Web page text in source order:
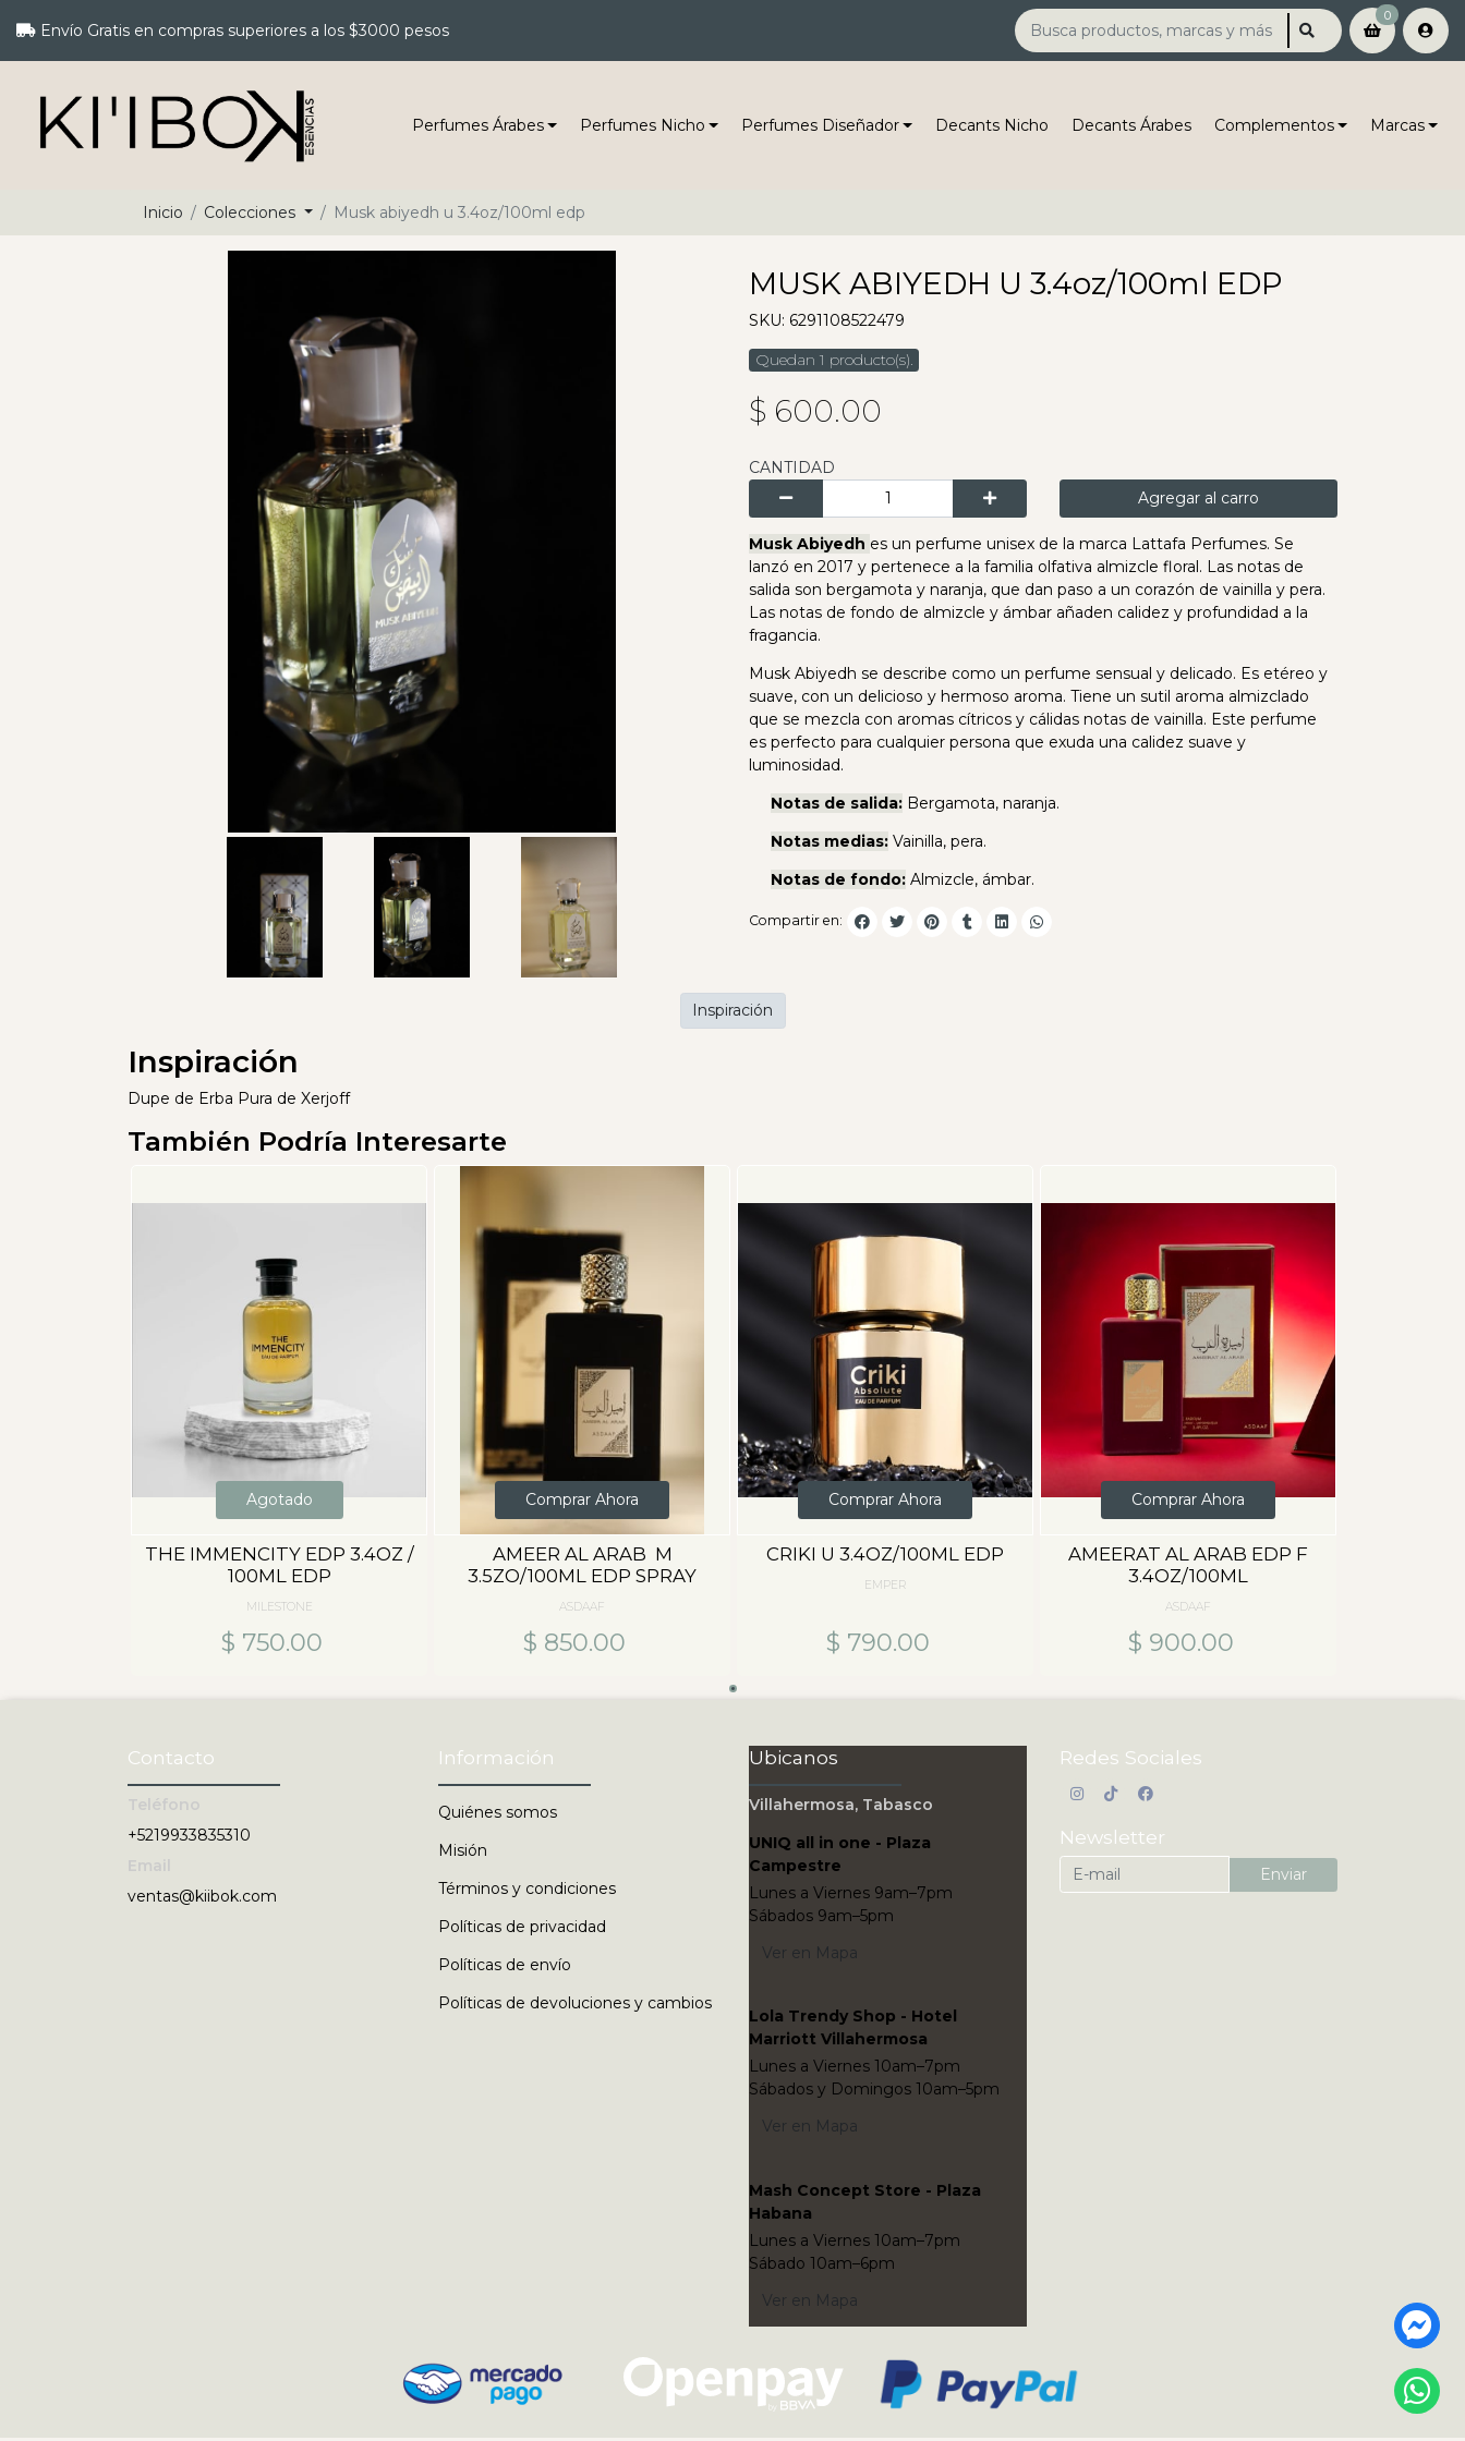
Envío Gratis en compras superiores a los $3000 pesos
0
Perfumes Árabes Perfumes Nicho Perfumes Diseñador Decants Nicho Decants Árabes Complementos Marcas
Inicio Colecciones Musk abiyedh u 3.4oz/100ml edp
MUSK ABIYEDH U 3.4oz/100ml EDP
SKU: 6291108522479
Quedan 1 producto(s).
$ 600.00
CANTIDAD
Agregar al carro
Musk Abiyedh es un perfume unisex de la marca Lattafa Perfumes. Se
lanzó en 2017 y pertenece a la familia olfativa almizcle floral. Las notas de
salida son bergamota y naranja, que dan paso a un corazón de vainilla y pera.
Las notas de fondo de almizcle y ámbar añaden calidez y profundidad a la
fragancia.
Musk Abiyedh se describe como un perfume sensual y delicado. Es etéreo y
suave, con un delicioso y hermoso aroma. Tiene un sutil aroma almizclado
que se mezcla con aromas cítricos y cálidas notas de vainilla. Este perfume
es perfecto para cualquier persona que exuda una calidez suave y
luminosidad.
Notas de salida: Bergamota, naranja.
Notas medias: Vainilla, pera.
Notas de fondo: Almizcle, ámbar.
Compartir en:
Inspiración
Dupe de Erba Pura de Xerjoff
Inspiración
También Podría Interesarte
Agotado
THE IMMENCITY EDP 3.4OZ /
100ML EDP
MILESTONE
$ 750.00
Comprar Ahora
AMEER AL ARAB M
3.5ZO/100ML EDP SPRAY
ASDAAF
$ 850.00
Comprar Ahora
CRIKI U 3.4OZ/100ML EDP
EMPER
$ 790.00
Comprar Ahora
AMEERAT AL ARAB EDP F
3.4OZ/100ML
ASDAAF
$ 900.00
Contacto
+5219933835310
ventas@kiibok.com
Información
Quiénes somos
Misión
Términos y condiciones
Políticas de privacidad
Políticas de envío
Políticas de devoluciones y cambios
Ubicanos
Villahermosa, Tabasco
UNIQ all in one - Plaza
Campestre
Lunes a Viernes 9am–7pm
Sábados 9am–5pm
Ver en Mapa
Lola Trendy Shop - Hotel
Marriott Villahermosa
Lunes a Viernes 10am–7pm
Sábados y Domingos 10am–5pm
Ver en Mapa
Mash Concept Store - Plaza
Habana
Lunes a Viernes 10am–7pm
Sábado 10am–6pm
Ver en Mapa
Redes Sociales
Newsletter
Enviar